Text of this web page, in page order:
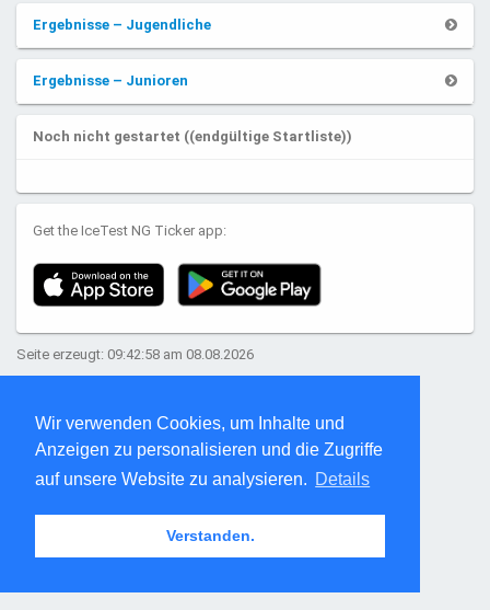
Wir verwenden Cookies, um Inhalte und
Anzeigen zu personalisieren und die Zugriffe
auf unsere Website zu analysieren. Details
Verstanden.
Ergebnisse – Jugendliche
Ergebnisse – Junioren
Noch nicht gestartet ((endgültige Startliste))
Get the IceTest NG Ticker app:
Seite erzeugt: 09:42:58 am 08.08.2026